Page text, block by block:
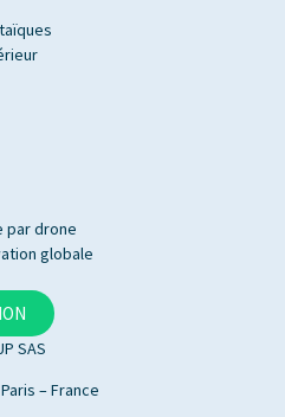
par drone
globale
SAS
– France